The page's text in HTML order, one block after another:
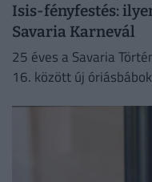
Isis-fényfestés:
Savaria Karnevál
25 éves a Savaria
16. között új